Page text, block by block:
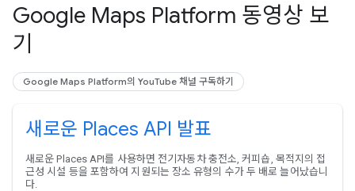
Google Maps Platform 동영상 보
기
Google Maps Platform의 YouTube 채널 구독하기
새로운 Places API 발표
새로운 Places API를 사용하면 전기자동차 충전소, 커피숍, 목적지의 접
근성 시설 등을 포함하여 지원되는 장소 유형의 수가 두 배로 늘어났습니
다.